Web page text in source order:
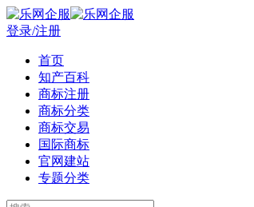
登录/注册
首页
知产百科
商标注册
商标分类
商标交易
国际商标
官网建站
专题分类